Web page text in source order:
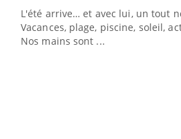
L'été arrive… et avec lui, un tout
Vacances, plage, piscine, soleil,
Nos mains sont ...